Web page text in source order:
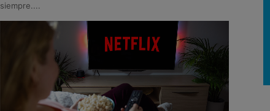
siempre....